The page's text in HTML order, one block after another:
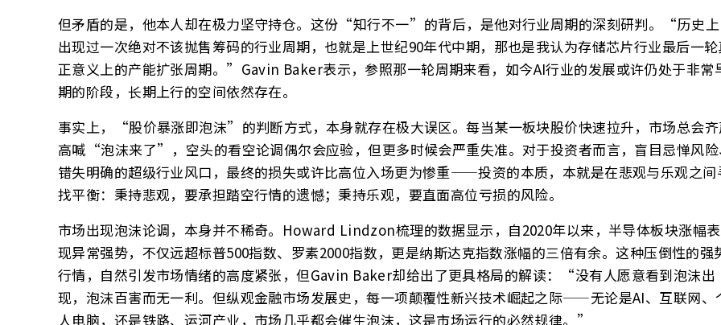
但矛盾的是，他本人却在极力坚守持仓。这份“知行不一”的背后，是他对行业周期的深刻研判。“历史
出现过一次绝对不该抛售筹码的行业周期，也就是上世纪90年代中期，那也是我认为存储芯片行业最后一
正意义上的产能扩张周期。”Gavin Baker表示，参照那一轮周期来看，如今AI行业的发展或许仍处于非常
期的阶段，长期上行的空间依然存在。
事实上，“股价暴涨即泡沫”的判断方式，本身就存在极大误区。每当某一板块股价快速拉升，市场总会
高喊“泡沫来了”，空头的看空论调偶尔会应验，但更多时候会严重失准。对于投资者而言，盲目忌惮风
错失明确的超级行业风口，最终的损失或许比高位入场更为惨重——投资的本质，本就是在悲观与乐观之间
找平衡：秉持悲观，要承担踏空行情的遗憾；秉持乐观，要直面高位亏损的风险。
市场出现泡沫论调，本身并不稀奇。Howard Lindzon梳理的数据显示，自2020年以来，半导体板块涨幅表
现异常强势，不仅远超标普500指数、罗素2000指数，更是纳斯达克指数涨幅的三倍有余。这种压倒性的强
行情，自然引发市场情绪的高度紧张，但Gavin Baker却给出了更具格局的解读：“没有人愿意看到泡沫出
现，泡沫百害而无一利。但纵观金融市场发展史，每一项颠覆性新兴技术崛起之际——无论是AI、互联网、
人电脑，还是铁路、运河产业，市场几乎都会催生泡沫，这是市场运行的必然规律。”